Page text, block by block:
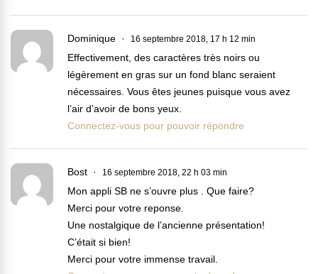
Dominique 16 septembre 2018, 17 h 12 min
Effectivement, des caractères très noirs ou
légèrement en gras sur un fond blanc seraient
nécessaires. Vous êtes jeunes puisque vous avez
l’air d’avoir de bons yeux.
Connectez-vous pour pouvoir répondre
Bost 16 septembre 2018, 22 h 03 min
Mon appli SB ne s’ouvre plus . Que faire?
Merci pour votre reponse.
Une nostalgique de l’ancienne présentation!
C’était si bien!
Merci pour votre immense travail.